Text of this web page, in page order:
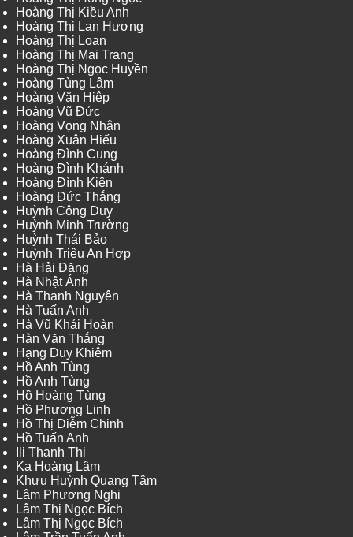
Hoàng Thị Kiều Anh
Hoàng Thị Lan Hương
Hoàng Thị Loan
Hoàng Thị Mai Trang
Hoàng Thị Ngọc Huyền
Hoàng Tùng Lâm
Hoàng Văn Hiệp
Hoàng Vũ Đức
Hoàng Vọng Nhân
Hoàng Xuân Hiếu
Hoàng Đình Cung
Hoàng Đình Khánh
Hoàng Đình Kiên
Hoàng Đức Thắng
Huỳnh Công Duy
Huỳnh Minh Trường
Huỳnh Thái Bảo
Huỳnh Triệu An Hợp
Hà Hải Đăng
Hà Nhật Ánh
Hà Thanh Nguyên
Hà Tuấn Anh
Hà Vũ Khải Hoàn
Hàn Văn Thắng
Hạng Duy Khiêm
Hồ Anh Tùng
Hồ Anh Tùng
Hồ Hoàng Tùng
Hồ Phương Linh
Hồ Thị Diễm Chinh
Hồ Tuấn Anh
Ili Thanh Thi
Ka Hoàng Lâm
Khưu Huỳnh Quang Tâm
Lâm Phương Nghi
Lâm Thị Ngọc Bích
Lâm Thị Ngọc Bích